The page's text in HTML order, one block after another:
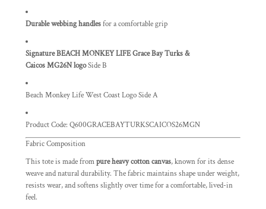
Durable webbing handlesfor a comfortable grip
Signature BEACH MONKEY LIFE Grace Bay Turks &
Caicos MG26N logoSide B
Beach Monkey Life West Coast Logo Side A
Product Code: Q600GRACEBAYTURKSCAICOS26MGN
Fabric Composition
This tote is made frompure heavy cotton canvas, known for its dense
weave and natural durability. The fabric maintains shape under weight,
resists wear, and softens slightly over time for a comfortable, lived-in
feel.